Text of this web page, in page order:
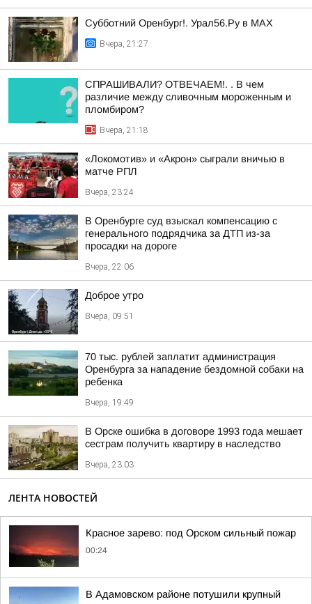
Субботний Оренбург!. Урал56.Ру в МАХ
Вчера, 21:27
СПРАШИВАЛИ? ОТВЕЧАЕМ!. . В чем
различие между сливочным мороженным и
пломбиром?
Вчера, 21:18
«Локомотив» и «Акрон» сыграли вничью в
матче РПЛ
Вчера, 23:24
В Оренбурге суд взыскал компенсацию с
генерального подрядчика за ДТП из-за
просадки на дороге
Вчера, 22:06
Доброе утро
Вчера, 09:51
70 тыс. рублей заплатит администрация
Оренбурга за нападение бездомной собаки на
ребенка
Вчера, 19:49
В Орске ошибка в договоре 1993 года мешает
сестрам получить квартиру в наследство
Вчера, 23:03
ЛЕНТА НОВОСТЕЙ
Красное зарево: под Орском сильный пожар
00:24
В Адамовском районе потушили крупный